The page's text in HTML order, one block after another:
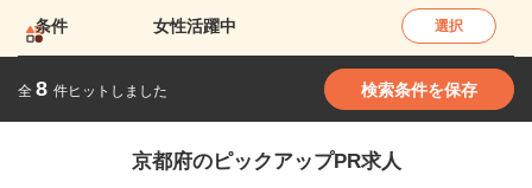
条件 女性活躍中 選択
全 8 件ヒットしました 検索条件を保存
京都府のピックアップPR求人